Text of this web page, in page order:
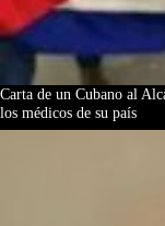
Carta de un Cubano al
los médicos de su país